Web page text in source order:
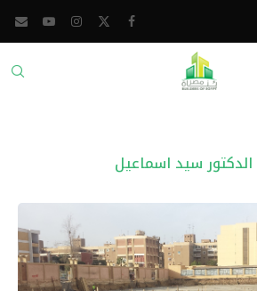
الدكتور سيد اسماعيل